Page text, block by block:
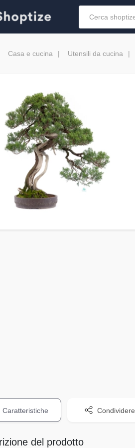
Casa e cucina Utensili da cucina
Caratteristiche Condividere
del prodotto